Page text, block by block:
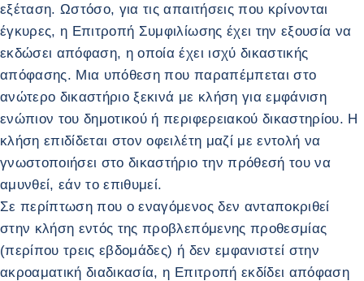
εξέταση. Ωστόσο, για τις απαιτήσεις που κρίνονται
έγκυρες, η Επιτροπή Συμφιλίωσης έχει την εξουσία να
εκδώσει απόφαση, η οποία έχει ισχύ δικαστικής
απόφασης. Μια υπόθεση που παραπέμπεται στο
ανώτερο δικαστήριο ξεκινά με κλήση για εμφάνιση
ενώπιον του δημοτικού ή περιφερειακού δικαστηρίου. Η
κλήση επιδίδεται στον οφειλέτη μαζί με εντολή να
γνωστοποιήσει στο δικαστήριο την πρόθεσή του να
αμυνθεί, εάν το επιθυμεί.
Σε περίπτωση που ο εναγόμενος δεν ανταποκριθεί
στην κλήση εντός της προβλεπόμενης προθεσμίας
(περίπου τρεις εβδομάδες) ή δεν εμφανιστεί στην
ακροαματική διαδικασία, η Επιτροπή εκδίδει απόφαση